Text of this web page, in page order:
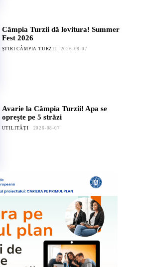
Câmpia Turzii dă lovitura! Summer
Fest 2026
ȘTIRI CÂMPIA TURZII 2026-08-07
Avarie la Câmpia Turzii! Apa se
oprește pe 5 străzi
UTILITĂȚI 2026-08-07